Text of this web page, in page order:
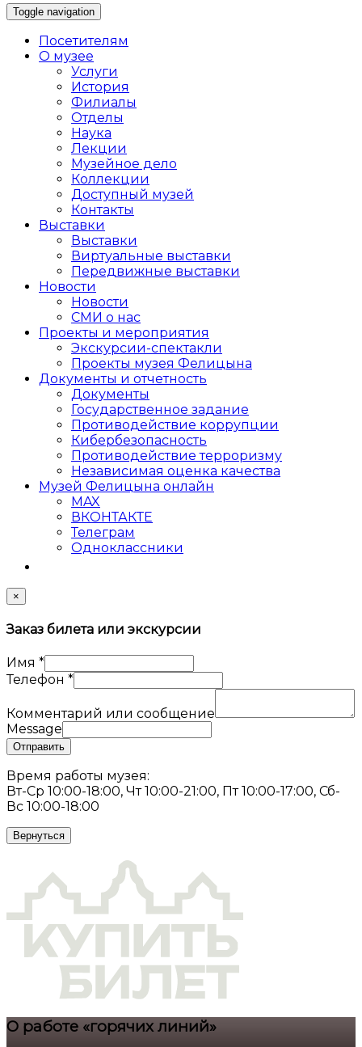
Toggle navigation
Посетителям
О музее
Услуги
История
Филиалы
Отделы
Наука
Лекции
Музейное дело
Коллекции
Доступный музей
Контакты
Выставки
Выставки
Виртуальные выставки
Передвижные выставки
Новости
Новости
СМИ о нас
Проекты и мероприятия
Экскурсии-спектакли
Проекты музея Фелицына
Документы и отчетность
Документы
Государственное задание
Противодействие коррупции
Кибер­безопасность
Противодействие терроризму
Независимая оценка качества
Музей Фелицына онлайн
MAX
ВКОНТАКТЕ
Телеграм
Одноклассники
×
Заказ билета или экскурсии
Имя *
Телефон *
Комментарий или сообщение
Message
Отправить
Время работы музея:
Вт-Ср 10:00-18:00, Чт 10:00-21:00, Пт 10:00-17:00, Сб-
Вс 10:00-18:00
Вернуться
О работе «горячих линий»